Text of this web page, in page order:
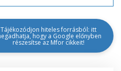
Tájékozódjon hiteles forrásból: itt
hogy a Google előnyben
részesítse az Mfor cikkeit!